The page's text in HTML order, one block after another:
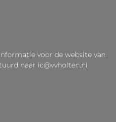
voor de website van
naar ic@vvholten.nl